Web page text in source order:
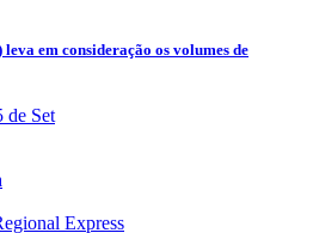
em consideração os volumes de
de Set